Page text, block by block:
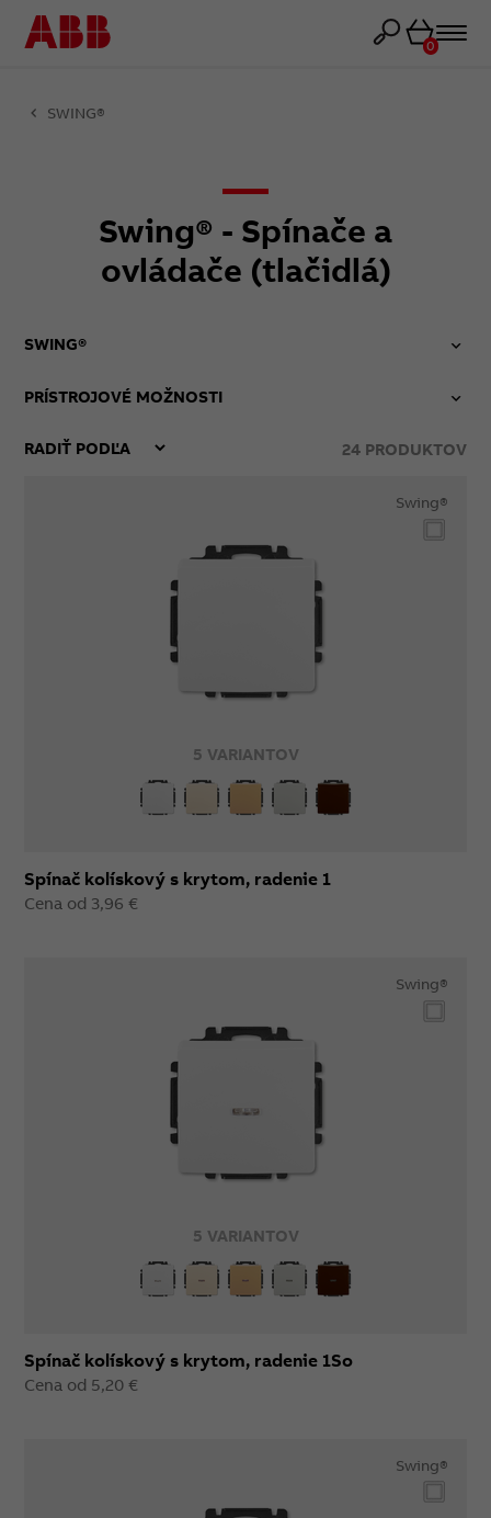
Košík
0
SWING®
Swing® - Spínače a
ovládače (tlačidlá)
SWING®
PRÍSTROJOVÉ MOŽNOSTI
24PRODUKTOV
5 VARIANTOV
Swing®
Spínač kolískový s krytom, radenie 1
Cena od 3,96 €
5 VARIANTOV
Swing®
Spínač kolískový s krytom, radenie 1So
Cena od 5,20 €
Swing®